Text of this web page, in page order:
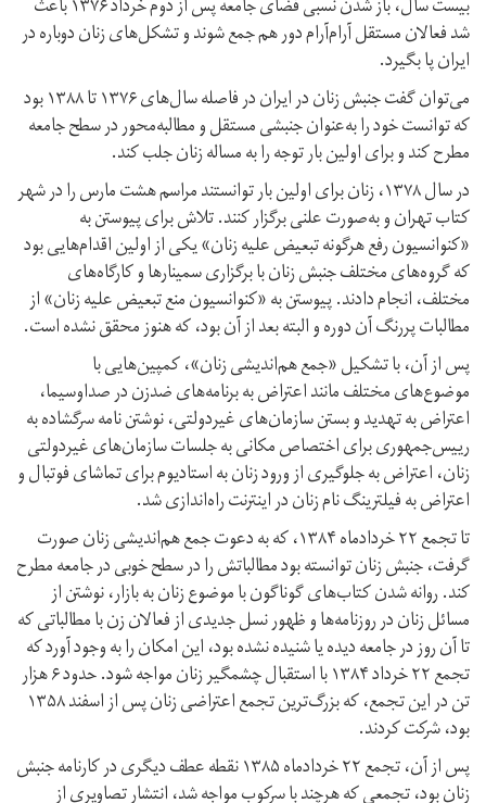
بیست‏ سال، باز شدن نسبی فضای جامعه پس از دوم خرداد ۱۳۷۶ باعث
شد فعالان مستقل آرام‌آرام دور هم جمع شوند و تشکل‌های زنان دوباره در
ایران پا بگیرد.
می‌توان گفت جنبش زنان در ایران در فاصله سال‌های ۱۳۷۶ تا ۱۳۸۸ بود
که توانست خود را به‌عنوان جنبشی مستقل و مطالبه‌محور در سطح جامعه
مطرح کند و برای اولین‌ بار توجه را به مساله زنان جلب کند.
در سال ۱۳۷۸، زنان برای اولین‌ بار توانستند مراسم هشت مارس را در شهر
کتاب تهران و به‌صورت علنی برگزار کنند. تلاش برای پیوستن به
«کنوانسیون رفع هرگونه تبعیض علیه زنان» یکی از اولین اقدام‌هایی بود
که گروه‌‏های مختلف جنبش زنان با برگزاری سمینارها و کارگاه‌های
مختلف، انجام دادند. پیوستن به «کنوانسیون منع تبعیض علیه زنان» از
مطالبات پررنگ آن دوره و البته بعد از آن بود، که هنوز محقق نشده است.
پس از آن، با تشکیل «جمع هم‌اندیشی زنان»، کمپین‌هایی با
موضوع‌های مختلف مانند اعتراض به برنامه‌های ضد‌زن در صدا‌و‌سیما،
اعتراض به تهدید و بستن سازمان‌های غیردولتی، نوشتن نامه‌ سرگشاده به
رییس‌جمهوری برای اختصاص مکانی به جلسات سازمان‌های غیردولتی
زنان، اعتراض به جلوگیری از ورود زنان به استادیوم برای تماشای فوتبال و
اعتراض به فیلترینگ نام زنان در اینترنت راه‌‏اندازی شد.
تا تجمع ۲۲ خرداد‌ماه ۱۳۸۴، که به دعوت جمع هم‌اندیشی زنان صورت
گرفت، جنبش زنان توانسته بود مطالباتش را در سطح خوبی در جامعه مطرح
کند. روانه شدن کتاب‌های گوناگون با موضوع زنان به بازار، نوشتن از
مسائل زنان در روزنامه‌ها و ظهور نسل جدیدی از فعالان زن با مطالباتی که
تا آن روز در جامعه دیده یا شنیده نشده بود، این امکان را به وجود آورد که
تجمع ۲۲ خرداد ۱۳۸۴ با استقبال چشمگیر زنان مواجه شود. حدود ۶ هزار
تن در این تجمع، که بزرگ‌ترین تجمع اعتراضی زنان پس از اسفند ۱۳۵۸
بود، شرکت کردند.
پس از آن، تجمع ۲۲ خرداد‌ماه ۱۳۸۵ نقطه عطف دیگری در کارنامه جنبش